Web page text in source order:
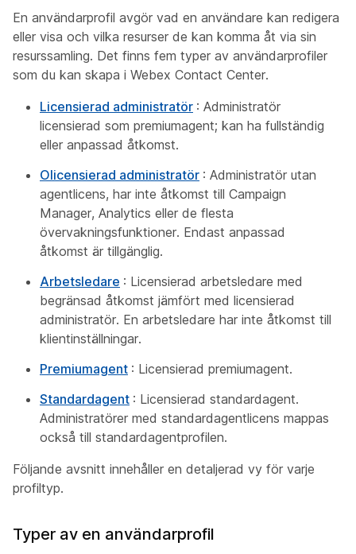
En användarprofil avgör vad en användare kan redigera
eller visa och vilka resurser de kan komma åt via sin
resurssamling. Det finns fem typer av användarprofiler
som du kan skapa i Webex Contact Center.
Licensierad administratör : Administratör
licensierad som premiumagent; kan ha fullständig
eller anpassad åtkomst.
Olicensierad administratör : Administratör utan
agentlicens, har inte åtkomst till Campaign
Manager, Analytics eller de flesta
övervakningsfunktioner. Endast anpassad
åtkomst är tillgänglig.
Arbetsledare : Licensierad arbetsledare med
begränsad åtkomst jämfört med licensierad
administratör. En arbetsledare har inte åtkomst till
klientinställningar.
Premiumagent : Licensierad premiumagent.
Standardagent : Licensierad standardagent.
Administratörer med standardagentlicens mappas
också till standardagentprofilen.
Följande avsnitt innehåller en detaljerad vy för varje
profiltyp.
Typer av en användarprofil